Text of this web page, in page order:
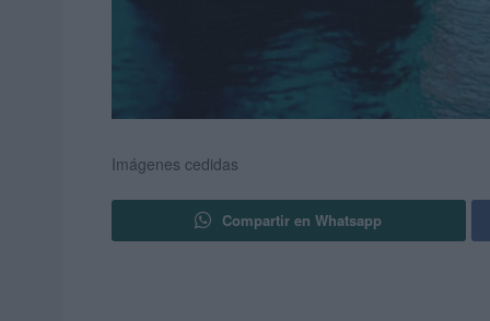
Imágenes cedidas
Compartir en Whatsapp